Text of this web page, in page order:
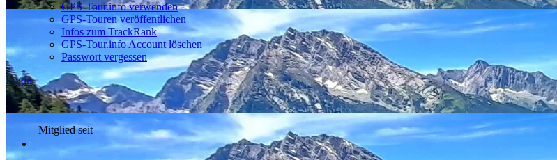
GPS-Tour.info verwenden
GPS-Touren veröffentlichen
Infos zum TrackRank
GPS-Tour.info Account löschen
Passwort vergessen
Login
Mitglied seit